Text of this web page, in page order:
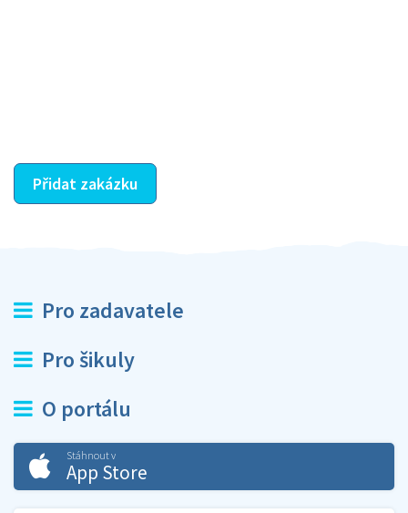
Přidat zakázku
Pro zadavatele
Pro šikuly
O portálu
Stáhnout v
App Store